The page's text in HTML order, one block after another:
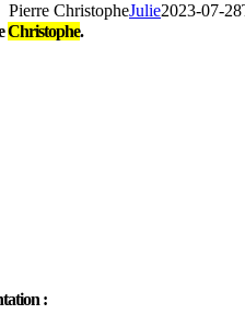
Pierre ChristopheJulie2023-07-
Christophe.
: